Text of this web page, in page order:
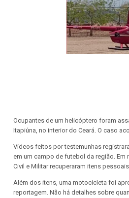
Ocupantes de um helicóptero foram
Itapiúna, no interior do Ceará. O caso
Vídeos feitos por testemunhas
em um campo de futebol da região. Em
Civil e Militar recuperaram itens
Além dos itens, uma motocicleta foi
reportagem. Não há detalhes sobre